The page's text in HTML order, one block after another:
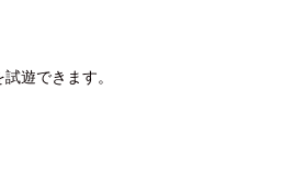
遊できます。